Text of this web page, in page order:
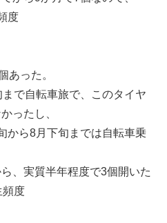
度
あった。
で自転車旅で、このタイヤ
ったし、
から8月下旬までは自転車乗
、実質半年程度で3個開いた
頻度